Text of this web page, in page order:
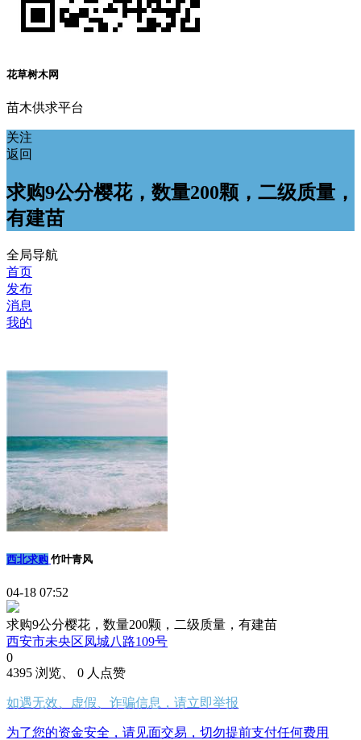
花草树木网
苗木供求平台
关注
返回
求购9公分樱花，数量200颗，二级质量，
有建苗
全局导航
首页
发布
消息
我的
西北求购 竹叶青风
04-18 07:52
求购9公分樱花，数量200颗，二级质量，有建苗
西安市未央区凤城八路109号
0
4395 浏览、 0 人点赞
如遇无效、虚假、诈骗信息，请立即举报
为了您的资金安全，请见面交易，切勿提前支付任何费用